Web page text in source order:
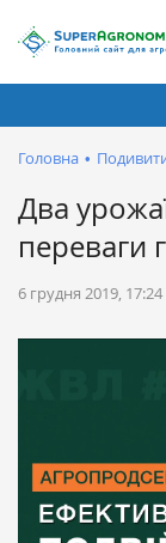
Головна •
Два
переваги
6 грудня 2019, 17:24